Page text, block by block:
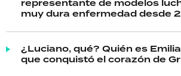
representante de modelos
muy dura enfermedad desde
¿Luciano, qué? Quién es
que conquistó el corazón de